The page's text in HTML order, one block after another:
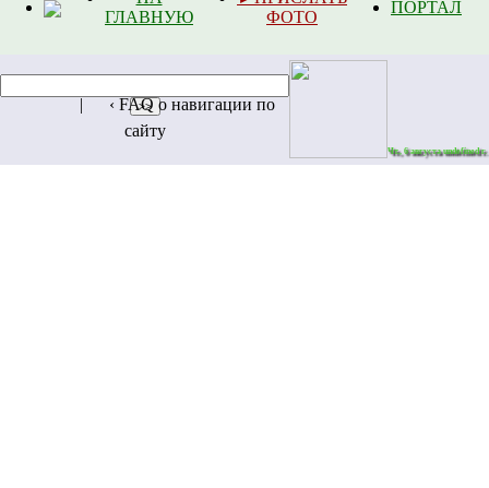
ГЛАВНУЮ
ФОТО
ПОРТАЛ
|
‹ FAQ о навигации по
сайту
Чт., 6августа undefined